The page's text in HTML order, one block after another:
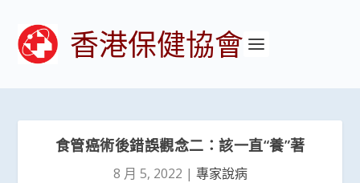
香港保健協會
食管癌術後錯誤觀念二：該一直“養”著
8 月 5, 2022 | 專家說病